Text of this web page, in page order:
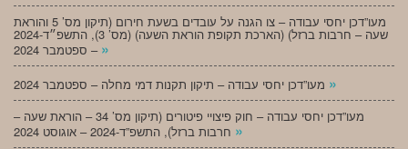
מעו”דכן יחסי עבודה – צו הגנה על עובדים בשעת חירום (תיקון מס’ 5 והוראת
שעה – חרבות ברזל) (הארכת תקופת הוראת השעה) (מס’ 3), התשפ״ד-2024
– ספטמבר 2024 »
»
מעו”דכן יחסי עבודה – חוק פיצויי פיטורים (תיקון מס’ 34 – הוראת שעה –
»